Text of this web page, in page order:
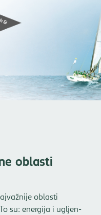
oblasti
oblasti
su: energija i ugljen-